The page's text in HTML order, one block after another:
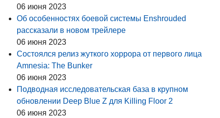
06 июня 2023
Об особенностях боевой системы Enshrouded
рассказали в новом трейлере
06 июня 2023
Состоялся релиз жуткого хоррора от первого лица
Amnesia: The Bunker
06 июня 2023
Подводная исследовательская база в крупном
обновлении Deep Blue Z для Killing Floor 2
06 июня 2023